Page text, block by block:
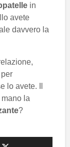
in
avete
davvero la
lo avete. Il
la
?